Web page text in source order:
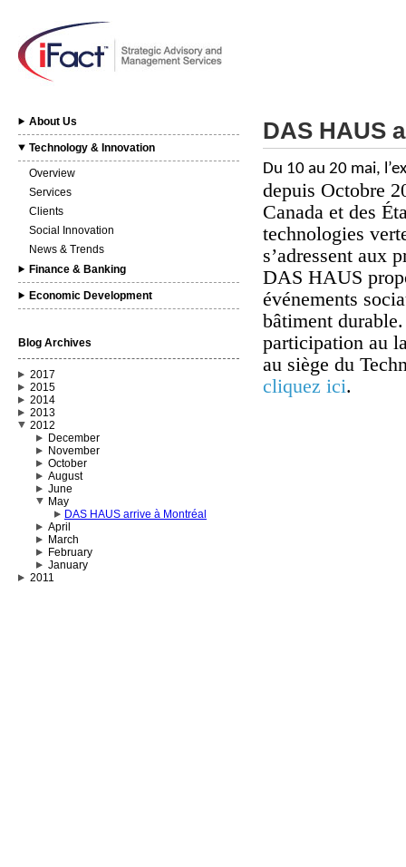
About Us
Technology & Innovation
Overview
Services
Clients
Social Innovation
News & Trends
Finance & Banking
Economic Development
Blog Archives
2017
2015
2014
2013
2012
December
November
October
August
June
May
DAS HAUS arrive à Montréal
April
March
February
January
2011
DAS HAUS
Du 10 au 20 mai,
depuis Octobre
Canada et des
technologies
s’adressent aux
DAS HAUS
événements
bâtiment
participation au
au siège du
cliquez ici.